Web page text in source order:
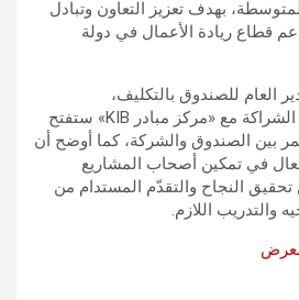
بهدف تعزيز التعاون وتبادل
قطاع ريادة الأعمال في دولة
العام للصندوق بالتكليف،
عبدالرحمن الكندري، أن الشراكة مع «مركز مبادر KIB» ستفتح
بين الصندوق والشركة، كما أوضح أن
في تمكين أصحاب المشاريع
النجاح والتقدّم المستدام من
والتدريب اللازم.